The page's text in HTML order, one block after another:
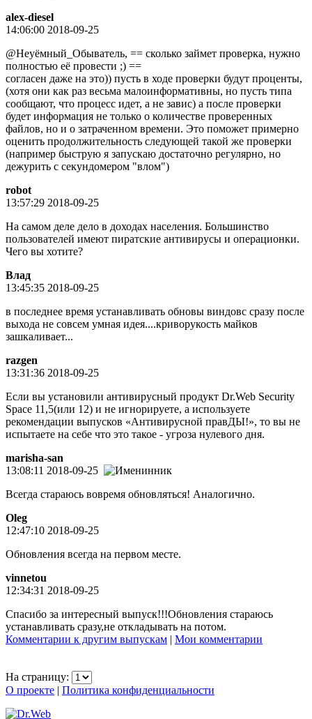
alex-diesel
14:06:00 2018-09-25
@Неуёмный_Обыватель, == сколько займет проверка, нужно
полностью её провести ;) ==
согласен даже на это)) пусть в ходе проверки будут проценты,
(хотя они как раз весьма малоинформативны, но пусть типа
сообщают, что процесс идет, а не завис) а после проверки
будет информация не только о количестве проверенных
файлов, но и о затраченном времени. Это поможет примерно
оценить продолжительность следующей такой же проверки
(например быструю я запускаю достаточно регулярно, но
дежурить с секундомером "влом")
robot
13:57:29 2018-09-25
На самом деле дело в доходах населения. Большинство
пользователей имеют пиратские антивирусы и операционки.
Чего вы хотите?
Влад
13:45:35 2018-09-25
в последнее время устанавливать обновы виндовс сразу после
выхода не совсем умная идея....криворукость майков
зашкаливает...
razgen
13:31:36 2018-09-25
Если вы установили антивирусный продукт Dr.Web Security
Space 11,5(или 12) и не игнорируете, а используете
рекомендации выпусков «Антивирусной правДЫ!», то вы не
испытаете на себе что это такое - угроза нулевого дня.
marisha-san
13:08:11 2018-09-25
Всегда стараюсь вовремя обновляться! Аналогично.
Oleg
12:47:10 2018-09-25
Обновления всегда на первом месте.
vinnetou
12:34:31 2018-09-25
Спасибо за интересный выпуск!!!Обновления стараюсь
устанавливать сразу,не откладывать на потом.
Комментарии к другим выпускам | Мои комментарии
На страницу:
О проекте | Политика конфиденциальности